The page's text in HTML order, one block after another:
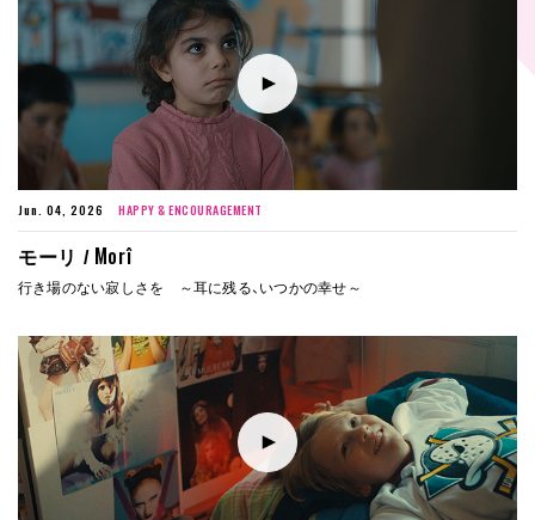
Jun. 04, 2026 HAPPY & ENCOURAGEMENT
モーリ / Morî
行き場のない寂しさを ～耳に残る、いつかの幸せ～